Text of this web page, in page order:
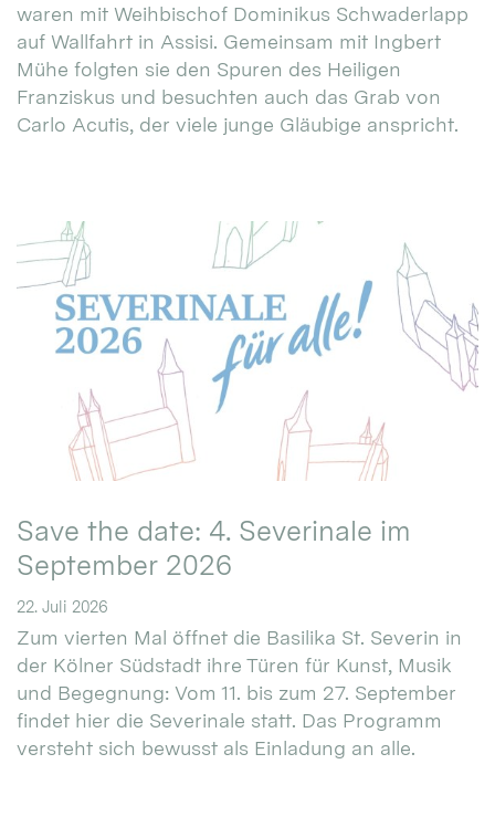
waren mit Weihbischof Dominikus Schwaderlapp
auf Wallfahrt in Assisi. Gemeinsam mit Ingbert
Mühe folgten sie den Spuren des Heiligen
Franziskus und besuchten auch das Grab von
Carlo Acutis, der viele junge Gläubige anspricht.
Save the date: 4. Severinale im
September 2026
22. Juli 2026
Zum vierten Mal öffnet die Basilika St. Severin in
der Kölner Südstadt ihre Türen für Kunst, Musik
und Begegnung: Vom 11. bis zum 27. September
findet hier die Severinale statt. Das Programm
versteht sich bewusst als Einladung an alle.